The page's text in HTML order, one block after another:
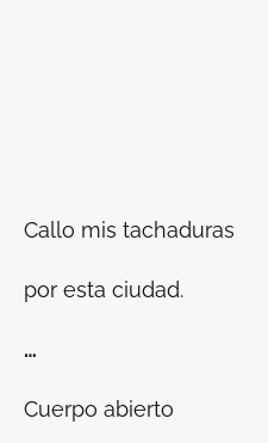
Callo mis tachaduras
por esta ciudad.
…
Cuerpo abierto